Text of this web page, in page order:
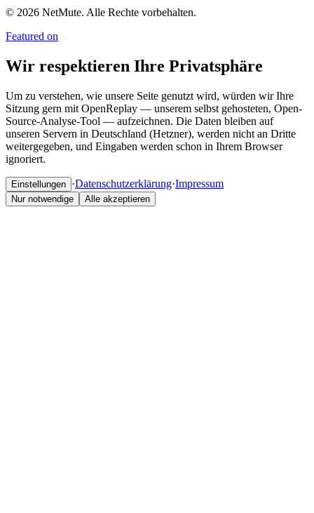
© 2026 NetMute. Alle Rechte vorbehalten.
Featured on
Wir respektieren Ihre Privatsphäre
Um zu verstehen, wie unsere Seite genutzt wird, würden wir Ihre
Sitzung gern mit OpenReplay — unserem selbst gehosteten, Open-
Source-Analyse-Tool — aufzeichnen. Die Daten bleiben auf
unseren Servern in Deutschland (Hetzner), werden nicht an Dritte
weitergegeben, und Eingaben werden schon in Ihrem Browser
ignoriert.
Einstellungen ·Datenschutzerklärung·Impressum
Nur notwendige Alle akzeptieren